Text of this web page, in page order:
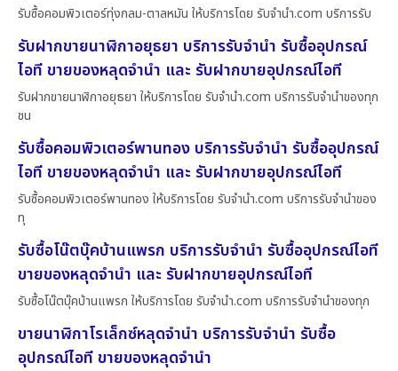
รับซื้อคอมพิวเตอร์ทุ่งกลม-ตาลหมัน ให้บริการโดย รับจํานํา.com บริการรับ
รับฝากขายนาฬิกาอยุธยา บริการรับจำนำ รับซื้ออุปกรณ์
ไอที ขายของหลุดจำนำ และ รับฝากขายอุปกรณ์ไอที
รับฝากขายนาฬิกาอยุธยา ให้บริการโดย รับจํานํา.com บริการรับจำนำของทุก
ชน
รับซื้อคอมพิวเตอร์พานทอง บริการรับจำนำ รับซื้ออุปกรณ์
ไอที ขายของหลุดจำนำ และ รับฝากขายอุปกรณ์ไอที
รับซื้อคอมพิวเตอร์พานทอง ให้บริการโดย รับจํานํา.com บริการรับจำนำของ
ทุ
รับซื้อโน๊ตบุ๊คบ้านแพรก บริการรับจำนำ รับซื้ออุปกรณ์ไอที
ขายของหลุดจำนำ และ รับฝากขายอุปกรณ์ไอที
รับซื้อโน๊ตบุ๊คบ้านแพรก ให้บริการโดย รับจํานํา.com บริการรับจำนำของทุก
ขายนาฬิกาโรเล็กซ์หลุดจำนำ บริการรับจำนำ รับซื้อ
อุปกรณ์ไอที ขายของหลุดจำนำ